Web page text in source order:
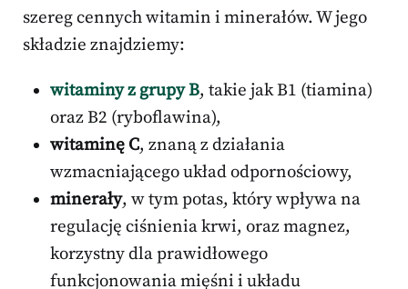
szereg cennych witamin i minerałów. W jego
składzie znajdziemy:
witaminy z grupy B, takie jak B1 (tiamina)
oraz B2 (ryboflawina),
witaminę C, znaną z działania
wzmacniającego układ odpornościowy,
minerały, w tym potas, który wpływa na
regulację ciśnienia krwi, oraz magnez,
korzystny dla prawidłowego
funkcjonowania mięśni i układu